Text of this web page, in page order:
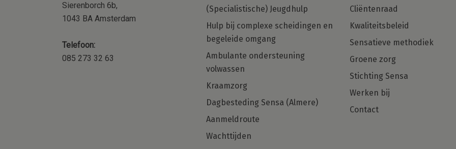
Kraamzorg – Kraamverzorgende in
de regio Amsterdam en omgeving
Word jij onze nieuwe collega voor de
met een zorgHART en net dat
beetje extra gezocht voor Regio
Ben jij die Basis Psycholoog met
hulpverlenershart dan zijn wij op zoek
Sierenborch 6b,
1043 BA Amsterdam
Telefoon:
085 273 32 63
(Specialistische) Jeugdhulp
Hulp bij complexe scheidingen en
begeleide omgang
Ambulante ondersteuning
volwassen
Kraamzorg
Dagbesteding Sensa (Almere)
Aanmeldroute
Wachttijden
Cliëntenraad
Kwaliteitsbeleid
Sensatieve methodiek
Groene zorg
Stichting Sensa
Werken bij
Contact